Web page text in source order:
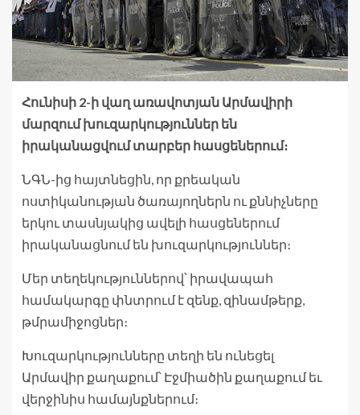
Հունիսի 2-ի վաղ առավոտյան Արմավիրի
մարզում խուզարկություններ են
իրականացվում տարբեր հասցեներում։
ՆԳՆ-ից հայտնեցին, որ քրեական
ոստիկանության ծառայողներն ու քննիչները
երկու տասնյակից ավելի հասցեներում
իրականացնում են խուզարկություններ։
Մեր տեղեկություններով՝ իրավապահ
համակարգը փնտրում է զենք, զինամթերք,
թմրամիջոցներ։
Խուզարկությունները տեղի են ունեցել
Արմավիր քաղաքում՝ Էջմիածին քաղաքում եւ
վերջինիս համայնքներում։